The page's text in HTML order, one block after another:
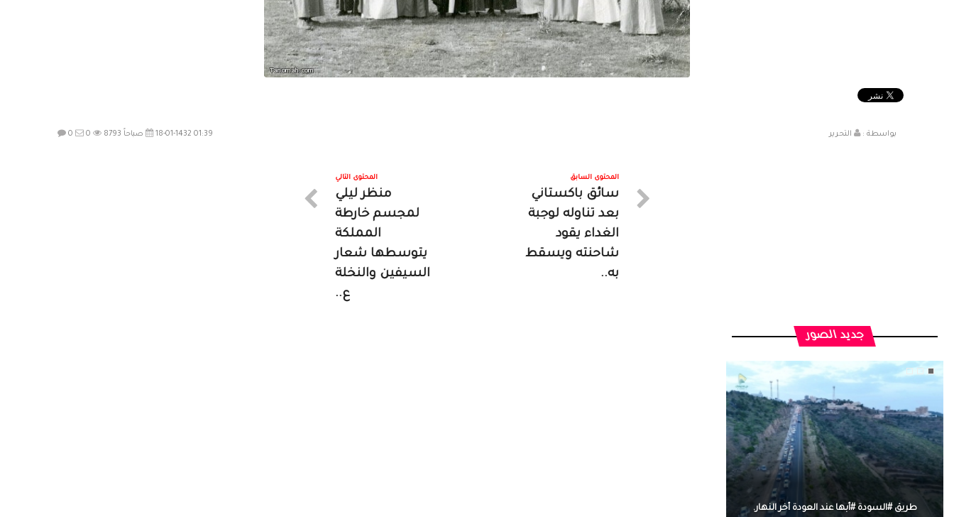
بواسطة : التحرير 18-01-1432 01:39 صباحاً 0 0 8793
المحتوى السابق
سائق باكستاني
بعد تناوله لوجبة
الغداء يقود
شاحنته ويسقط
به..
المحتوى التالي
منظر ليلي
لمجسم خارطة
المملكة
يتوسطها شعار
السيفين والنخلة
ع..
جديد الصور
طريق #السودة #أبها عند العودة أخر النهار.